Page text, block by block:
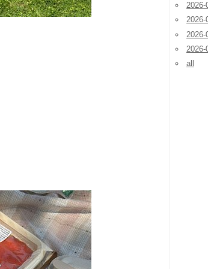
2026-
2026-
2026-
2026-
all